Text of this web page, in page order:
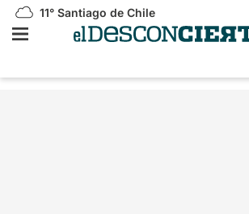
11° Santiago de Chile